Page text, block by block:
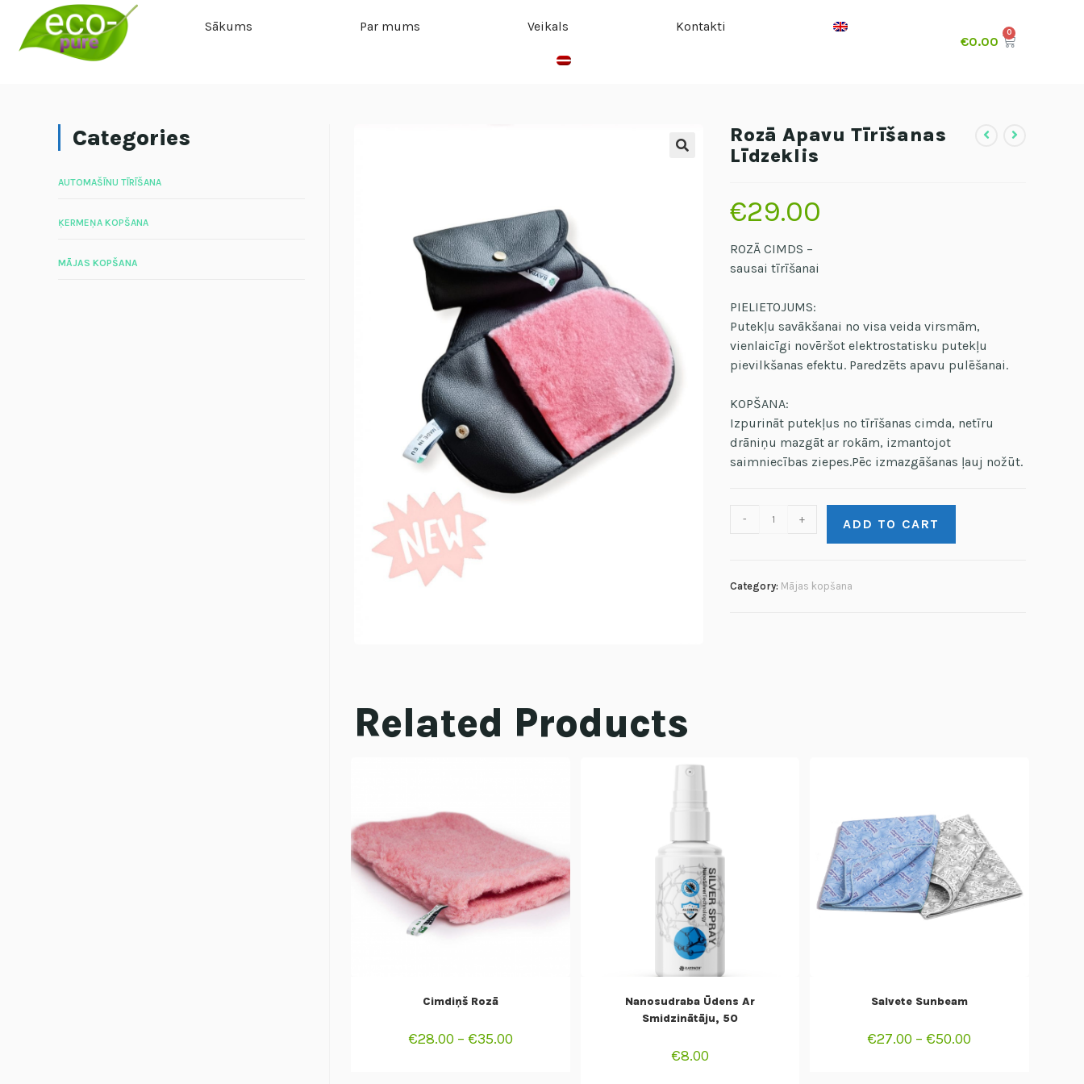
Sākums Par mums Veikals
Kontakti
€0.00
Rozā Apavu Tīrīšanas
Līdzeklis
€29.00
ROZĀ CIMDS –
sausai tīrīšanai
PIELIETOJUMS:
Putekļu savākšanai no visa veida virsmām,
vienlaicīgi novēršot elektrostatisku putekļu
pievilkšanas efektu. Paredzēts apavu pulēšanai.
KOPŠANA:
Izpurināt putekļus no tīrīšanas cimda, netīru
drāniņu mazgāt ar rokām, izmantojot
saimniecības ziepes.Pēc izmazgāšanas ļauj nožūt.
- + ADD TO CART
Category: Mājas kopšana
Related Products
Cimdiņš Rozā
€28.00 –€35.00
Nanosudraba Ūdens Ar
Smidzinātāju, 50
€8.00
Salvete Sunbeam
€27.00 –€50.00
Categories
AUTOMAŠĪNU TĪRĪŠANA
ĶERMEŅA KOPŠANA
MĀJAS KOPŠANA